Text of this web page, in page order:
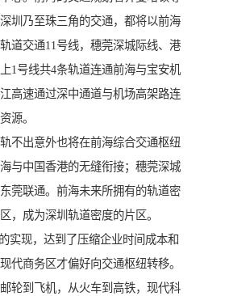
圳乃至珠三角的交通，都将以前海
道交通11号线，穗莞深城际线、港
1号线共4条轨道连通前海与宝安机
高速通过深中通道与机场高架路连
源。
不出意外也将在前海综合交通枢纽
与中国香港的无缝衔接；穗莞深城
莞联通。前海未来所拥有的轨道密
，成为深圳轨道密度的片区。
实现，达到了压缩企业时间成本和
代商务区才偏好向交通枢纽转移。
轮到飞机，从火车到高铁，现代科